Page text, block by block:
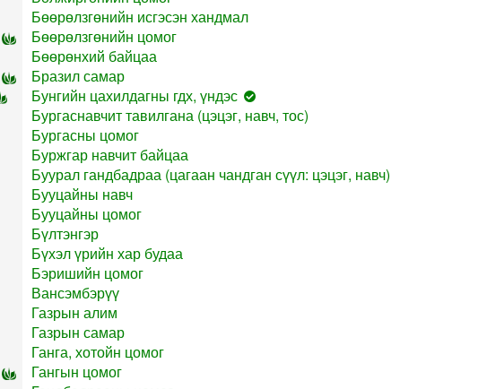
Бөөрөлзгөнийн исгэсэн хандмал
Бөөрөлзгөнийн цомог
Бөөрөнхий байцаа
Бразил самар
Бунгийн цахилдагны гдх, үндэс
Бургаснавчит тавилгана (цэцэг, навч, тос)
Бургасны цомог
Буржгар навчит байцаа
Буурал гандбадраа (цагаан чандган сүүл: цэцэг, навч)
Бууцайны навч
Бууцайны цомог
Бүлтэнгэр
Бүхэл үрийн хар будаа
Бэришийн цомог
Вансэмбэрүү
Газрын алим
Газрын самар
Ганга, хотойн цомог
Гангын цомог